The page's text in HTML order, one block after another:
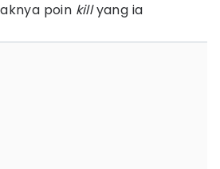
poin killyang ia